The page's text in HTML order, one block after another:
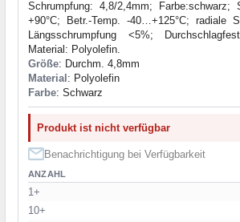
Schrumpfung: 4,8/2,4mm; Farbe:schwarz;
+90°C; Betr.-Temp. -40…+125°C; radiale
Längsschrumpfung <5%;
Material: Polyolefin.
Größe: Durchm. 4,8mm
Material : Polyolefin
Farbe: Schwarz
Produkt ist nicht verfügbar
Benachrichtigung bei Verfügbarkeit
ANZAHL
1+
10+